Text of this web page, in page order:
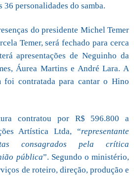
36 personalidades do samba.
do presidente Michel Temer
Temer, será fechado para cerca
apresentações de Neguinho da
Áurea Martins e André Lara. A
foi contratada para cantar o Hino
contratou por R$ 596.800 a
Artística Ltda, “representante
consagrados pela crítica
pública”. Segundo o ministério,
de roteiro, direção, produção e